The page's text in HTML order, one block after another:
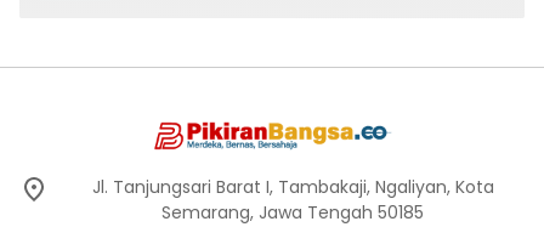
Jl. Tanjungsari Barat I, Tambakaji, Ngaliyan, Kota
Semarang, Jawa Tengah 50185